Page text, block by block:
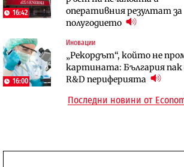
16:42
оперативния резултат за
полугодието
16:00
Иновации
„Рекордът“, който не
картината: България пак
R&D периферията
център в Доброславци
Трафикът толкова е
че големи медии обмислят
откажат напълно от
център в Доброславци
10:12
Държавният ТЕЦ „Марица
изток 2“ работи с 5 блока
Последни новини от